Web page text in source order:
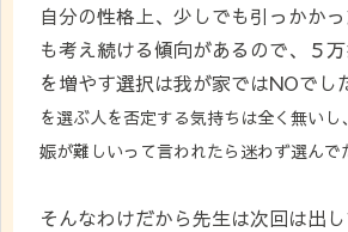
自分の性格上、少しでも引っかか
も考え続ける傾向があるので、５
を増やす選択は我が家ではNOでし
を選ぶ人を否定する気持ちは全く無い
娠が難しいって言われたら迷わず選んで
そんなわけだから先生は次回は出